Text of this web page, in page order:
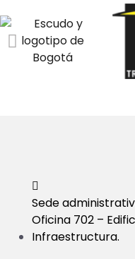
Sede
Oficina 702 –
Infraestructura.